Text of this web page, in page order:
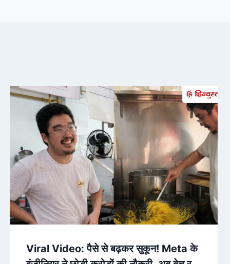
Viral Video: पैसे से बढ़कर सुकून! Meta के